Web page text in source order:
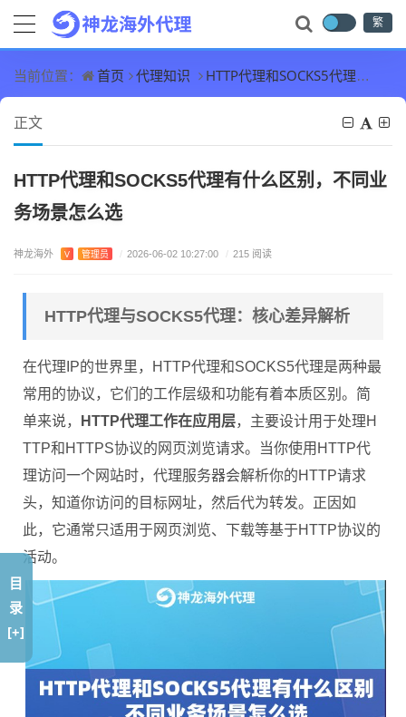
繁
当前位置： 首页 代理知识 HTTP代理和SOCKS5代理有什么区别，不同业务场景怎么选
正文
HTTP代理和SOCKS5代理有什么区别，不同业
务场景怎么选
神龙海外 V 管理员 / 2026-06-02 10:27:00 / 215 阅读
HTTP代理与SOCKS5代理：核心差异解析
在代理IP的世界里，HTTP代理和SOCKS5代理是两种最
常用的协议，它们的工作层级和功能有着本质区别。简
单来说，
HTTP代理工作在应用层，主要设计用于处理H
TTP和HTTPS协议的网页浏览请求。当你使用HTTP代
理访问一个网站时，代理服务器会解析你的HTTP请求
头，知道你访问的目标网址，然后代为转发。正因如
此，它通常只适用于网页浏览、下载等基于HTTP协议的
活动。
目
录
[+]